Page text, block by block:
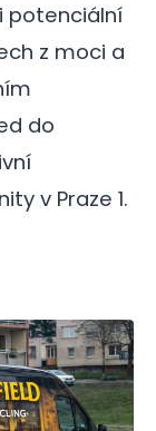
potenciální
z moci a
do
v Praze 1.